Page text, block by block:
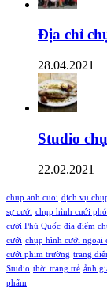
Địa chỉ
28.04.2021
Studio
22.02.2021
chup anh cuoi dịch vụ
sự cưới chụp hình cưới
cưới Phú Quốc địa điểm
cưới chụp hình cưới ngoại
cưới phim trường trang
Studio thời trang trẻ ảnh
phẩm